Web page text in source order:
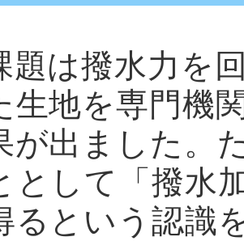
題は撥水力を
生地を専門機
が出ました。
として「撥水
るという認識